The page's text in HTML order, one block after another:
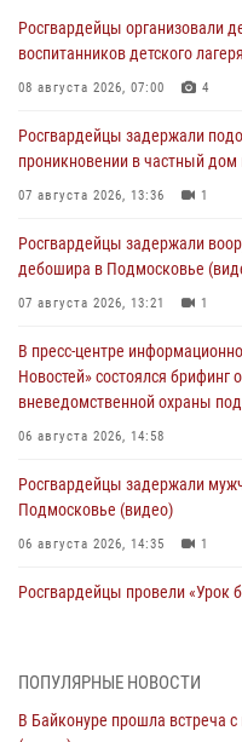
Росгвардейцы организовали
воспитанников детского
08 августа 2026, 07:00 4
Росгвардейцы задержали
проникновении в частный
07 августа 2026, 13:36 1
Росгвардейцы задержали
дебошира в Подмосковье
07 августа 2026, 13:21 1
В пресс-центре
Новостей» состоялся брифинг
вневедомственной охраны
06 августа 2026, 14:58
Росгвардейцы задержали
Подмосковье (видео)
06 августа 2026, 14:35 1
Росгвардейцы провели «Урок
подозреваемые в
ПОПУЛЯРНЫЕ НОВОСТИ
В Байконуре прошла встреча